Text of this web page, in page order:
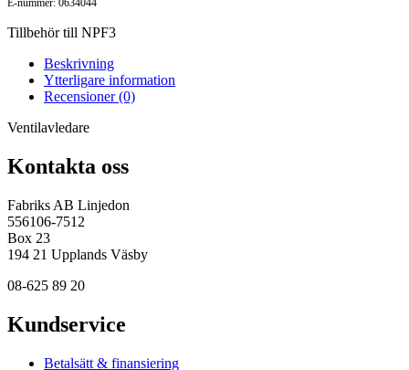
E-nummer: 0634044
Tillbehör till NPF3
Beskrivning
Ytterligare information
Recensioner (0)
Ventilavledare
Kontakta oss
Fabriks AB Linjedon
556106-7512
Box 23
194 21 Upplands Väsby
08-625 89 20
Kundservice
Betalsätt & finansiering